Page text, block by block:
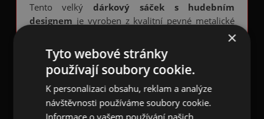
Tento velkýdárkový sáček s hudebním
designem je vyroben z kvalitní pevné metalické
polypropylenové folie. Sáček je celoplošně
potištěn 5,2 cm velkými lesklými zlatými
poletujícímihouslovými klíčia 1,2 cm malými
lesklými zlatýmiosminovými notami
matném červeném pozadí.Hudební vzor
pravidelně opakuje a je na obou stranách sáčku.
×
Tyto webové stránky
používají soubory cookie.
K personalizaci obsahu, reklam a analýze
návštěvnosti používáme soubory cookie.
Informace o vašem používání našich